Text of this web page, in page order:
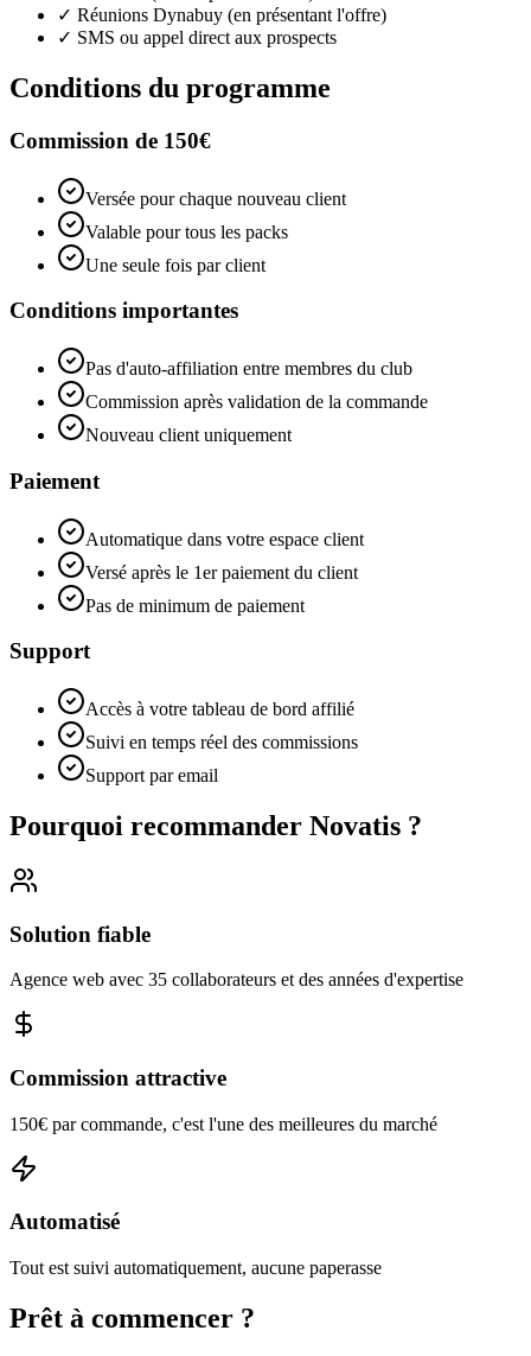
✓ Réunions Dynabuy (en présentant l'offre)
✓ SMS ou appel direct aux prospects
Conditions du programme
Commission de 150€
Versée pour chaque nouveau client
Valable pour tous les packs
Une seule fois par client
Conditions importantes
Pas d'auto-affiliation entre membres du club
Commission après validation de la commande
Nouveau client uniquement
Paiement
Automatique dans votre espace client
Versé après le 1er paiement du client
Pas de minimum de paiement
Support
Accès à votre tableau de bord affilié
Suivi en temps réel des commissions
Support par email
Pourquoi recommander Novatis ?
Solution fiable
Agence web avec 35 collaborateurs et des années d'expertise
Commission attractive
150€ par commande, c'est l'une des meilleures du marché
Automatisé
Tout est suivi automatiquement, aucune paperasse
Prêt à commencer ?